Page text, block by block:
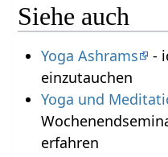
Siehe auch
Yoga Ashrams
-
einzutauchen
Yoga und
erfahren